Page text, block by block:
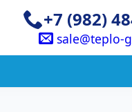
+7 (982)
sale@teplo-